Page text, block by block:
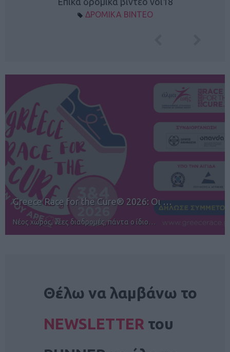
ΔΡΟΜΙΚΑ ΒΙΝΤΕΟ
12ος TUI Rhodes Marathon: Άνοιγμα ε…
Αγώνες για όλους στην Ρόδο
Θέλω να λαμβάνω το
NEWSLETTER του